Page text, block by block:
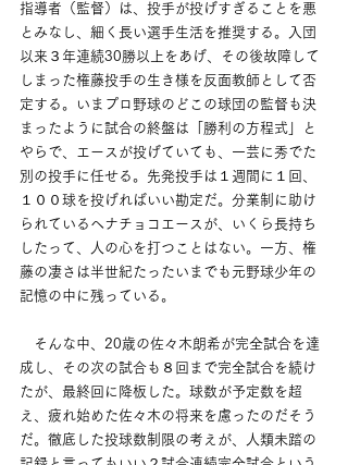
指導者（監督）は、投手が投げすぎることを悪
とみなし、細く長い選手生活を推奨する。入団
以来３年連続30勝以上をあげ、その後故障して
しまった権藤投手の生き様を反面教師として否
定する。いまプロ野球のどこの球団の監督も決
まったように試合の終盤は「勝利の方程式」と
やらで、エースが投げていても、一芸に秀でた
別の投手に任せる。先発投手は１週間に１回、
１００球を投げればいい勘定だ。分業制に助け
られているヘナチョコエースが、いくら長持ち
したって、人の心を打つことはない。一方、権
藤の凄さは半世紀たったいまでも元野球少年の
記憶の中に残っている。
そんな中、20歳の佐々木朗希が完全試合を達
成し、その次の試合も８回まで完全試合を続け
たが、最終回に降板した。球数が予定数を超
え、疲れ始めた佐々木の将来を慮ったのだそう
だ。徹底した投球数制限の考えが、人類未踏の